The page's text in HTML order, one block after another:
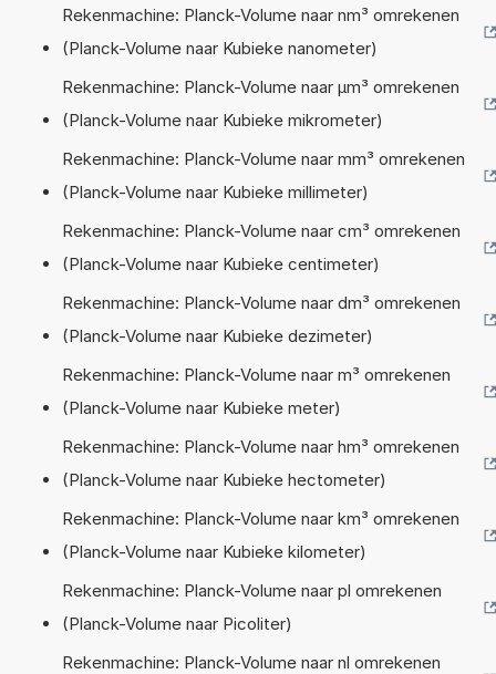
Rekenmachine: Planck-Volume naar nm³ omrekenen
(Planck-Volume naar Kubieke nanometer)
Rekenmachine: Planck-Volume naar µm³ omrekenen
(Planck-Volume naar Kubieke mikrometer)
Rekenmachine: Planck-Volume naar mm³ omrekenen
(Planck-Volume naar Kubieke millimeter)
Rekenmachine: Planck-Volume naar cm³ omrekenen
(Planck-Volume naar Kubieke centimeter)
Rekenmachine: Planck-Volume naar dm³ omrekenen
(Planck-Volume naar Kubieke dezimeter)
Rekenmachine: Planck-Volume naar m³ omrekenen
(Planck-Volume naar Kubieke meter)
Rekenmachine: Planck-Volume naar hm³ omrekenen
(Planck-Volume naar Kubieke hectometer)
Rekenmachine: Planck-Volume naar km³ omrekenen
(Planck-Volume naar Kubieke kilometer)
Rekenmachine: Planck-Volume naar pl omrekenen
(Planck-Volume naar Picoliter)
Rekenmachine: Planck-Volume naar nl omrekenen